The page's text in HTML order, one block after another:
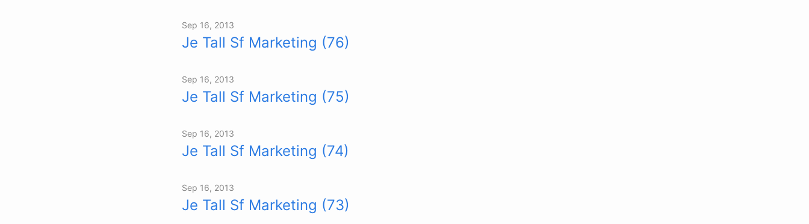
Sep 16, 2013
Je Tall Sf Marketing (76)
Sep 16, 2013
Je Tall Sf Marketing (75)
Sep 16, 2013
Je Tall Sf Marketing (74)
Sep 16, 2013
Je Tall Sf Marketing (73)